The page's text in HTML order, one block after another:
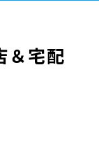
＆宅配